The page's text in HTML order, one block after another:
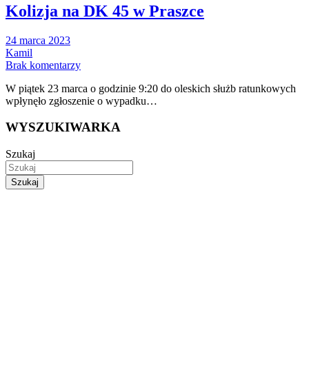
Kolizja na DK 45 w Praszce
24 marca 2023
Kamil
Brak komentarzy
W piątek 23 marca o godzinie 9:20 do oleskich służb ratunkowych
wpłynęło zgłoszenie o wypadku…
WYSZUKIWARKA
Szukaj
Szukaj